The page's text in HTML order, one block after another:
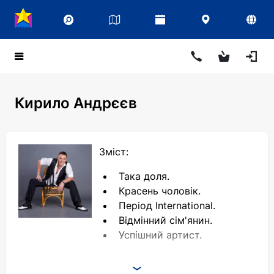
Кирило Андрєєв
Зміст:
Така доля.
Красень чоловік.
Період International.
Відмінний сім'янин.
Успішний артист.